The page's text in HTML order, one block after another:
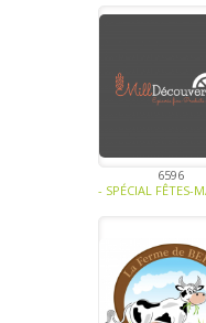
6596
- SPÉCIAL FÊTES-